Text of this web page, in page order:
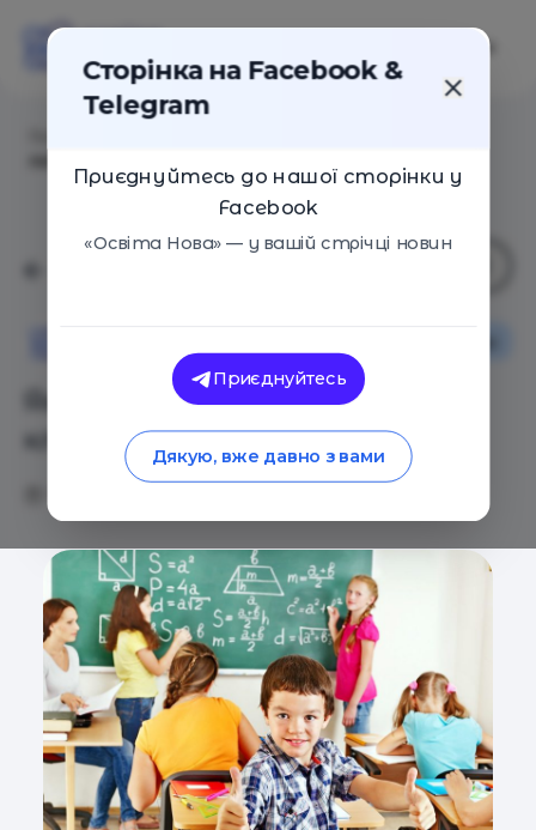
Як організувати роботу в
класі. 5 лайфхаків
Сторінка на Facebook &
Telegram
Приєднуйтесь до нашої сторінки у
Facebook
«Освіта Нова» — у вашій стрічці новин
Приєднуйтесь
Дякую, вже давно з вами